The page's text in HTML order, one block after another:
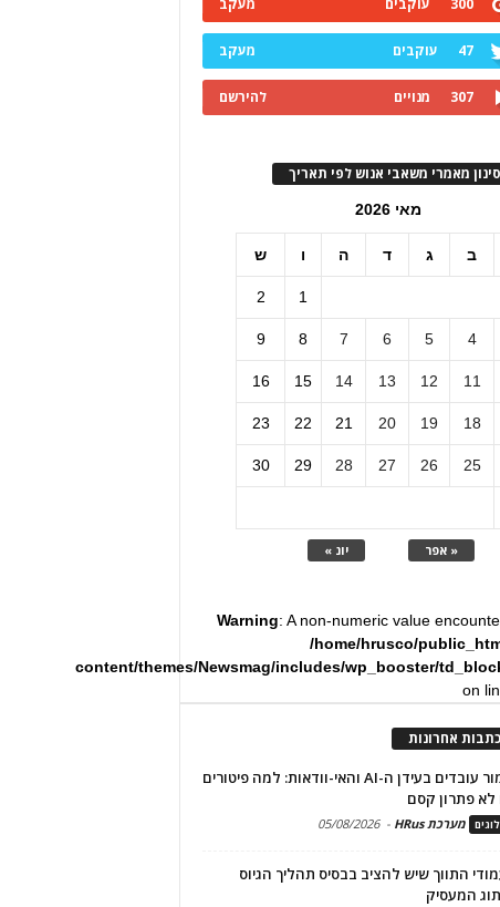
300 עוקבים מעקב
47 עוקבים מעקב
307 מנויים להירשם
סינון מאמרי משאבי אנוש לפי תאריך
מאי 2026
ב ג ד ה ו ש
« אפר יונ »
1
2
4
5
6
7
8
9
11
12
13
14
15
16
18
19
20
21
22
23
25
26
27
28
29
30
Warning: A non-numeric value
/home/hrusco/
content/themes/Newsmag/includes/wp_booster/
on
כתבות אחרונות
שימור עובדים בעידן ה-AI והאי-וודאות: למה פיטורים
פתרון קסם
מערכת HRus -
05/08/2026
עמודי התווך שיש להציב בבסיס תהליך הגיוס
המעסיק